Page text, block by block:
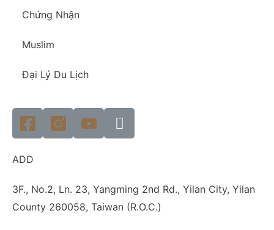
Chứng Nhận
Muslim
Đại Lý Du Lịch
ADD
3F., No.2, Ln. 23, Yangming 2nd Rd., Yilan City, Yilan
County 260058, Taiwan (R.O.C.)